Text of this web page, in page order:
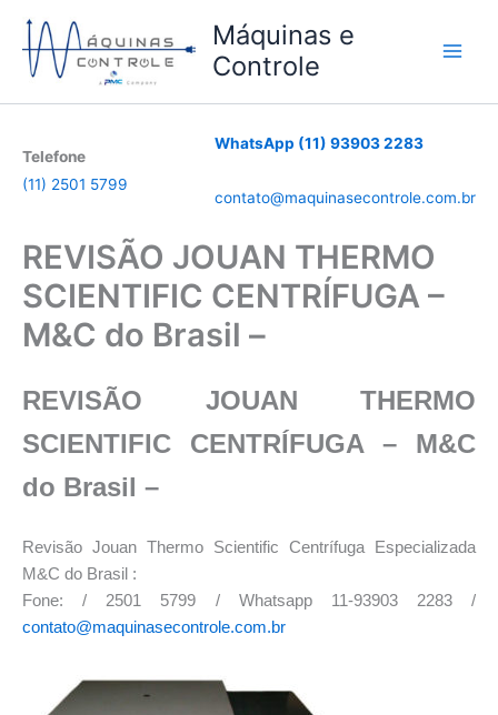
para
Máquinas e
Controle
Telefone
(11) 2501 5799
WhatsApp (11) 93903 2283
contato@maquinasecontrole.com.br
REVISÃO JOUAN THERMO
SCIENTIFIC CENTRÍFUGA –
M&C do Brasil –
REVISÃO JOUAN THERMO
SCIENTIFIC CENTRÍFUGA – M&C
do Brasil –
Revisão Jouan Thermo Scientific Centrífuga Especializada
M&C do Brasil :
Fone: / 2501 5799 / Whatsapp 11-93903 2283 /
contato@maquinasecontrole.com.br